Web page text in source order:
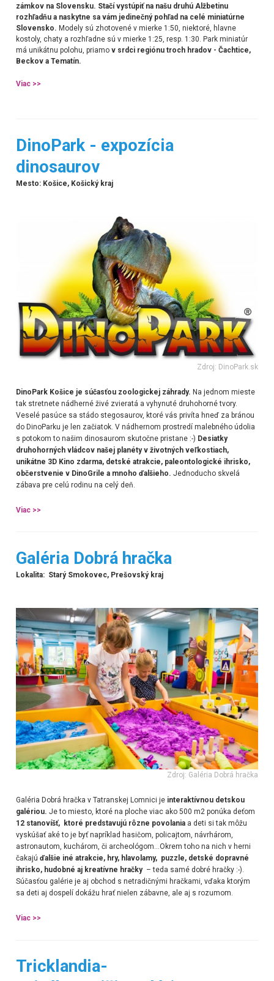
zámkov na Slovensku. Stačí vystúpiť na našu druhú Alžbetinu
rozhľadňu a naskytne sa vám jedinečný pohľad na celé miniatúrne
Slovensko. Modely sú zhotovené v mierke 1:50, niektoré, hlavne
kostoly, chaty a rozhľadne sú v mierke 1:25, resp. 1:30. Park miniatúr
má unikátnu polohu, priamov srdci regiónu troch hradov - Čachtice,
Beckov a Tematín.
Viac >>
DinoPark - expozícia
dinosaurov
Mesto: Košice, Košický kraj
Zdroj: DinoPark.sk
DinoPark Košice je súčasťou zoologickej záhrady. Na jednom mieste
tak stretnete nádherné živé zvieratá a vyhynuté druhohorné tvory.
Veselé pasúce sa stádo stegosaurov, ktoré vás privíta hneď za bránou
do DinoParku je len začiatok. V nádhernom prostredí malebného údolia
s potokom to našim dinosaurom skutočne pristane :-) Desiatky
druhohorných vládcov našej planéty v životných veľkostiach,
unikátne 3D Kino zdarma, detské atrakcie, paleontologické ihrisko,
občerstvenie v DinoGrile a mnoho ďalšieho. Jednoducho skvelá
zábava pre celú rodinu na celý deň.
Viac >>
Galéria Dobrá hračka
Lokalita: Starý Smokovec, Prešovský kraj
Zdroj: Galéria Dobrá hračka
Galéria Dobrá hračka v Tatranskej Lomnici je interaktívnou detskou
galériou. Je to miesto, ktoré na ploche viac ako 500 m2 ponúka deťom
12 stanovíšť, ktoré predstavujú rôzne povolaniaa deti si tak môžu
vyskúšať aké to je byť napríklad hasičom, policajtom, návrhárom,
astronautom, kuchárom, či archeológom...Okrem toho na nich v herni
čakajú ďalšie iné atrakcie, hry, hlavolamy, puzzle, detské dopravné
ihrisko, hudobné aj kreatívne hračky – teda samé dobré hračky :-).
Súčasťou galérie je aj obchod s netradičnými hračkami, vďaka ktorým
sa deti aj dospelí dokážu hrať nielen zábavne, ale aj s rozumom.
Viac >>
Tricklandia-